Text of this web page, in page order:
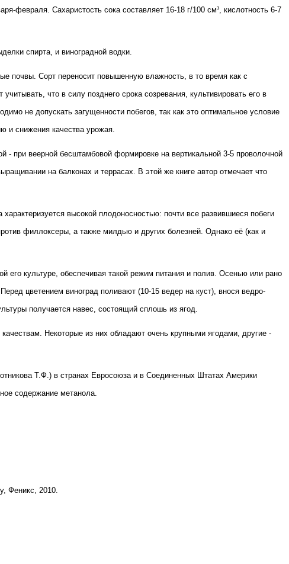
февраля. Сахаристость сока составляет 16-18 г/100 см³, кислотность 6-7
спирта, и виноградной водки.
почвы. Сорт переносит повышенную влажность, в то время как с
что в силу позднего срока созревания, культивировать его в
не допускать загущенности побегов, так как это оптимальное условие
и снижения качества урожая.
- при веерной бесштамбовой формировке на вертикальной 3-5 проволочной
на балконах и террасах. В этой же книге автор отмечает что
высокой плодоносностью: почти все развившиеся побеги
филлоксеры, а также милдью и других болезней. Однако её (как и
его культуре, обеспечивая такой режим питания и полив. Осенью или рано
цветением виноград поливают (10-15 ведер на куст), внося ведро-
получается навес, состоящий сплошь из ягод.
Некоторые из них обладают очень крупными ягодами, другие -
Т.Ф.) в странах Евросоюза и в Соединенных Штатах Америки
содержание метанола.
Феникс, 2010.